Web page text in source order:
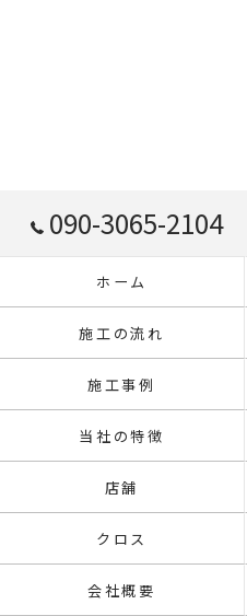
090-3065-2104
ホーム
施工の流れ
施工事例
当社の特徴
店舗
クロス
会社概要